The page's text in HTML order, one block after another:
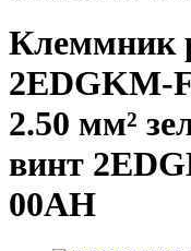
Клеммник
2EDGKM-
2.50 мм²
винт
00AH